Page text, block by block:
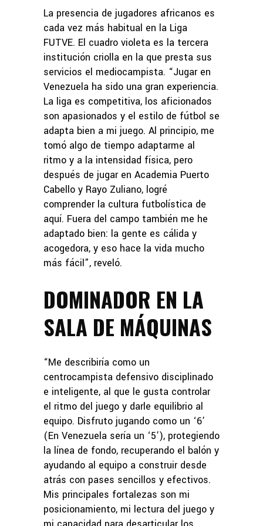
La presencia de jugadores africanos es
cada vez más habitual en la Liga
FUTVE. El cuadro violeta es la tercera
institución criolla en la que presta sus
servicios el mediocampista. “Jugar en
Venezuela ha sido una gran experiencia.
La liga es competitiva, los aficionados
son apasionados y el estilo de fútbol se
adapta bien a mi juego. Al principio, me
tomó algo de tiempo adaptarme al
ritmo y a la intensidad física, pero
después de jugar en Academia Puerto
Cabello y Rayo Zuliano, logré
comprender la cultura futbolística de
aquí. Fuera del campo también me he
adaptado bien: la gente es cálida y
acogedora, y eso hace la vida mucho
más fácil”, reveló.
DOMINADOR EN LA
SALA DE MÁQUINAS
“Me describiría como un
centrocampista defensivo disciplinado
e inteligente, al que le gusta controlar
el ritmo del juego y darle equilibrio al
equipo. Disfruto jugando como un ‘6’
(En Venezuela sería un ‘5’), protegiendo
la línea de fondo, recuperando el balón y
ayudando al equipo a construir desde
atrás con pases sencillos y efectivos.
Mis principales fortalezas son mi
posicionamiento, mi lectura del juego y